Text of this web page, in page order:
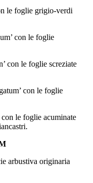
le foglie grigio-verdi
con le foglie
con le foglie screziate
con le foglie
le foglie acuminate
arbustiva originaria